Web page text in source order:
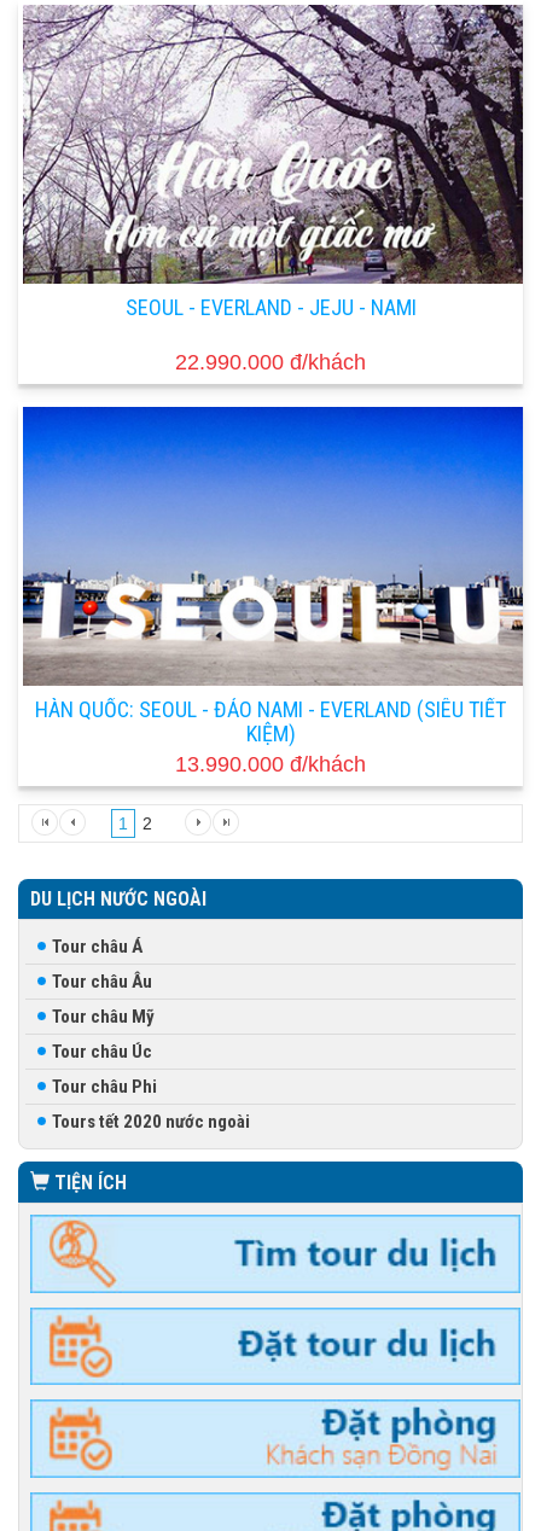
SEOUL - EVERLAND - JEJU - NAMI
22.990.000 đ/khách
HÀN QUỐC: SEOUL - ĐẢO NAMI - EVERLAND (SIÊU TIẾT
KIỆM)
13.990.000 đ/khách
1 2
DU LỊCH NƯỚC NGOÀI
Tour châu Á
Tour châu Âu
Tour châu Mỹ
Tour châu Úc
Tour châu Phi
Tours tết 2020 nước ngoài
TIỆN ÍCH